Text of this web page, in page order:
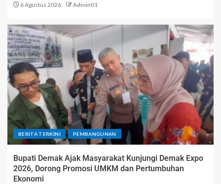
6 Agustus 2026 Admin01
BERITA TERKINI PEMBANGUNAN
Bupati Demak Ajak Masyarakat Kunjungi Demak Expo
2026, Dorong Promosi UMKM dan Pertumbuhan
Ekonomi